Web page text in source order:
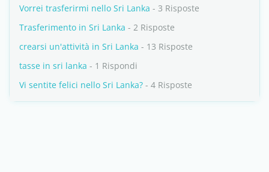
Vorrei trasferirmi nello Sri Lanka - 3 Risposte
Trasferimento in Sri Lanka - 2 Risposte
crearsi un'attività in Sri Lanka - 13 Risposte
tasse in sri lanka - 1 Rispondi
Vi sentite felici nello Sri Lanka? - 4 Risposte